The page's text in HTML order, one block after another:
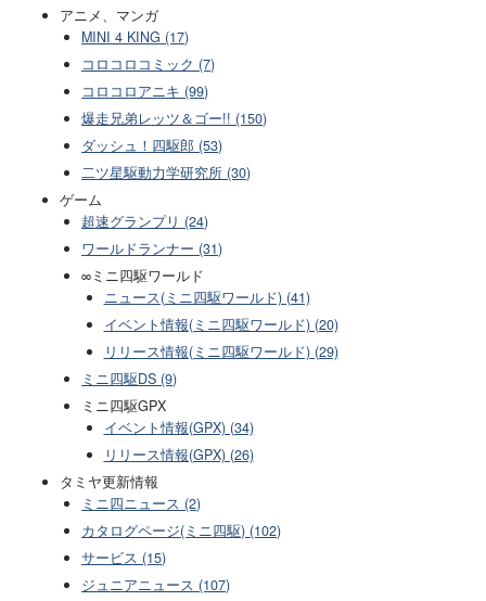
アニメ、マンガ
MINI 4 KING (17)
コロコロコミック (7)
コロコロアニキ (99)
爆走兄弟レッツ＆ゴー!! (150)
ダッシュ！四駆郎 (53)
二ツ星駆動力学研究所 (30)
ゲーム
超速グランプリ (24)
ワールドランナー (31)
∞ミニ四駆ワールド
ニュース(ミニ四駆ワールド) (41)
イベント情報(ミニ四駆ワールド) (20)
リリース情報(ミニ四駆ワールド) (29)
ミニ四駆DS (9)
ミニ四駆GPX
イベント情報(GPX) (34)
リリース情報(GPX) (26)
タミヤ更新情報
ミニ四ニュース (2)
カタログページ(ミニ四駆) (102)
サービス (15)
ジュニアニュース (107)